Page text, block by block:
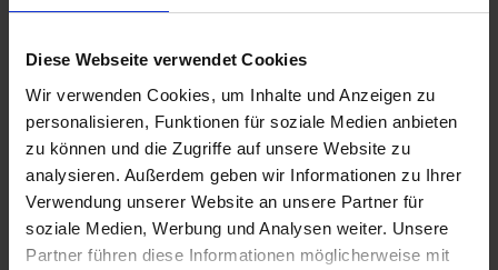
Diese Webseite verwendet Cookies
Wir verwenden Cookies, um Inhalte und Anzeigen zu
personalisieren, Funktionen für soziale Medien anbieten
zu können und die Zugriffe auf unsere Website zu
analysieren. Außerdem geben wir Informationen zu Ihrer
Verwendung unserer Website an unsere Partner für
soziale Medien, Werbung und Analysen weiter. Unsere
Partner führen diese Informationen möglicherweise mit
Unsere Empfehlungen